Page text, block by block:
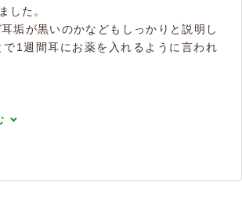
した。
垢が黒いのかなどもしっかりと説明し
1週間耳にお薬を入れるように言われ